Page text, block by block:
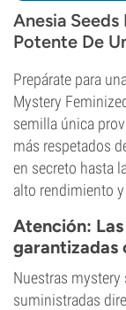
Anesia
Potente De
Prepárate para
Mystery
semilla única
más respetados
en secreto hasta
alto rendimiento
Atención:
garantizadas
Nuestras
suministradas